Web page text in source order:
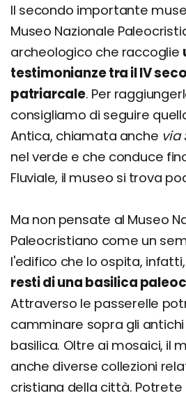
Il secondo importante
Museo Nazionale
archeologico che raccoglie
testimonianze tra il IV
patriarcale. Per
consigliamo di seguire
Antica, chiamata anche via
nel verde e che conduce
Fluviale, il museo si trova
Ma non pensate al Museo
Paleocristiano come un
l'edifico che lo ospita, infatti,
resti di una basilica
Attraverso le passerelle
camminare sopra gli
basilica. Oltre ai mosaici, il
anche diverse collezioni
cristiana della città.